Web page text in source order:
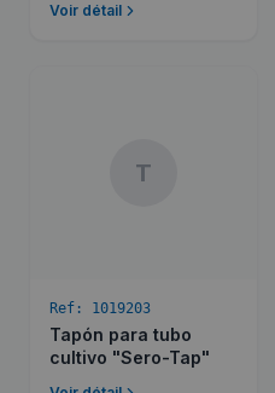
Voir détail
T
Ref: 1019203
Tapón para tubo
cultivo "Sero-Tap"